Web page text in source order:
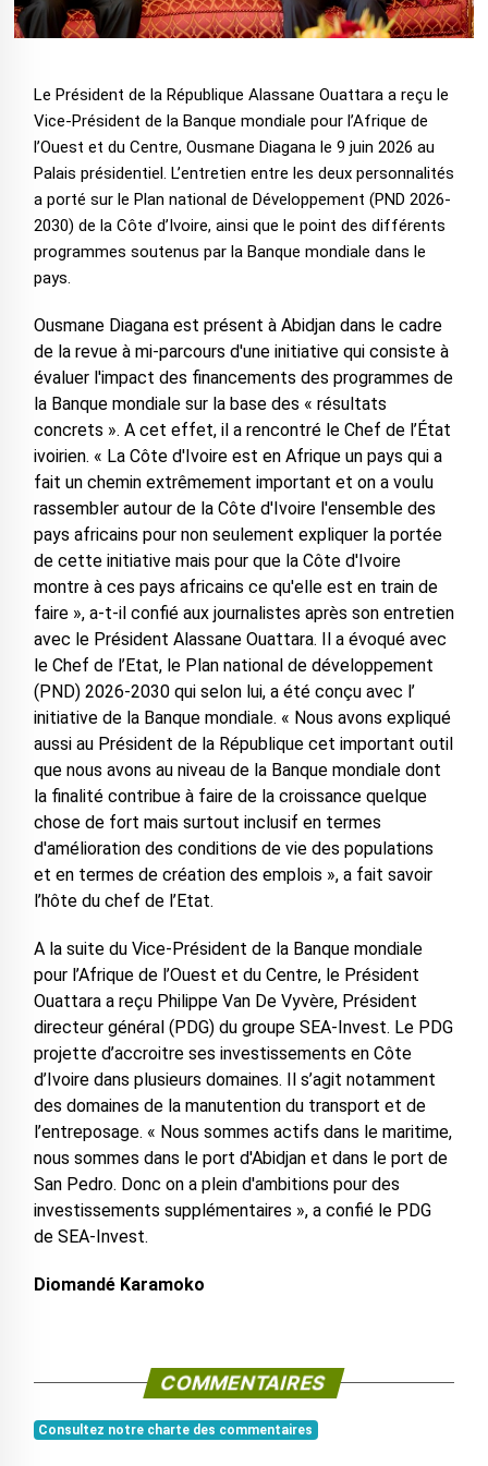
Le Président de la République Alassane Ouattara a reçu le
Vice-Président de la Banque mondiale pour l’Afrique de
l’Ouest et du Centre, Ousmane Diagana le 9 juin 2026 au
Palais présidentiel. L’entretien entre les deux personnalités
a porté sur le Plan national de Développement (PND 2026-
2030) de la Côte d’Ivoire, ainsi que le point des différents
programmes soutenus par la Banque mondiale dans le
pays.
Ousmane Diagana est présent à Abidjan dans le cadre
de la revue à mi-parcours d'une initiative qui consiste à
évaluer l'impact des financements des programmes de
la Banque mondiale sur la base des « résultats
concrets ». A cet effet, il a rencontré le Chef de l’État
ivoirien. « La Côte d'Ivoire est en Afrique un pays qui a
fait un chemin extrêmement important et on a voulu
rassembler autour de la Côte d'Ivoire l'ensemble des
pays africains pour non seulement expliquer la portée
de cette initiative mais pour que la Côte d'Ivoire
montre à ces pays africains ce qu'elle est en train de
faire », a-t-il confié aux journalistes après son entretien
avec le Président Alassane Ouattara. Il a évoqué avec
le Chef de l’Etat, le Plan national de développement
(PND) 2026-2030 qui selon lui, a été conçu avec l’
initiative de la Banque mondiale. « Nous avons expliqué
aussi au Président de la République cet important outil
que nous avons au niveau de la Banque mondiale dont
la finalité contribue à faire de la croissance quelque
chose de fort mais surtout inclusif en termes
d'amélioration des conditions de vie des populations
et en termes de création des emplois », a fait savoir
l’hôte du chef de l’Etat.
A la suite du Vice-Président de la Banque mondiale
pour l’Afrique de l’Ouest et du Centre, le Président
Ouattara a reçu Philippe Van De Vyvère, Président
directeur général (PDG) du groupe SEA-Invest. Le PDG
projette d’accroitre ses investissements en Côte
d’Ivoire dans plusieurs domaines. Il s’agit notamment
des domaines de la manutention du transport et de
l’entreposage. « Nous sommes actifs dans le maritime,
nous sommes dans le port d'Abidjan et dans le port de
San Pedro. Donc on a plein d'ambitions pour des
investissements supplémentaires », a confié le PDG
de SEA-Invest.
Diomandé Karamoko
COMMENTAIRES
Consultez notre charte des commentaires